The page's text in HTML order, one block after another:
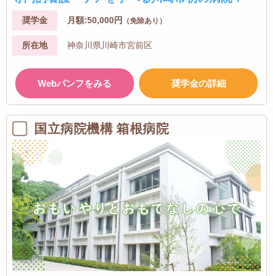
奨学金 月額:50,000円 （免除あり）
所在地 神奈川県川崎市宮前区
Webパンフをみる 奨学金の詳細
国立病院機構 箱根病院